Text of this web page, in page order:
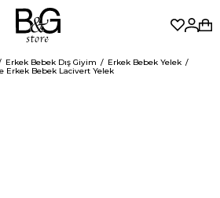
Erkek Bebek Dış Giyim
Erkek Bebek Yelek
Erkek Bebek Lacivert Yelek